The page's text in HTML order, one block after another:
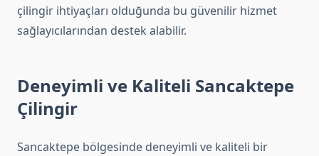
çilingir ihtiyaçları olduğunda bu güvenilir hizmet
sağlayıcılarından destek alabilir.
Deneyimli ve Kaliteli Sancaktepe
Çilingir
Sancaktepe bölgesinde deneyimli ve kaliteli bir